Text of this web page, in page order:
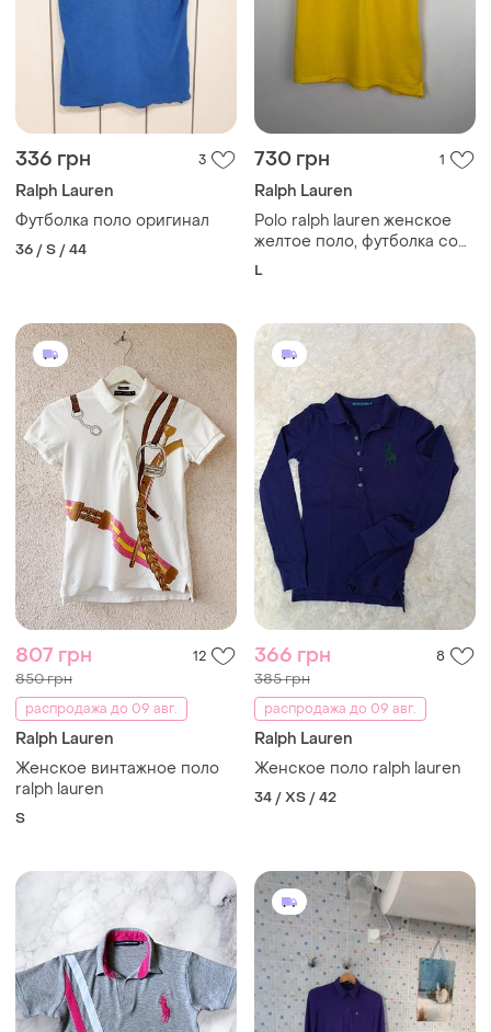
336 грн 3
Ralph Lauren
Футболка поло оригинал
36 / S / 44
730 грн 1
Ralph Lauren
Polo ralph lauren женское
желтое поло, футболка со
стразами
L
807 грн 12
850 грн
распродажа до 09 авг.
Ralph Lauren
Женское винтажное поло
ralph lauren
S
366 грн 8
385 грн
распродажа до 09 авг.
Ralph Lauren
Женское поло ralph lauren
34 / XS / 42